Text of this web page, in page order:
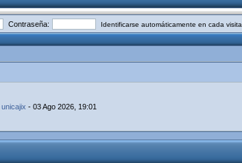
Contraseña: Identificarse automáticamente en cada visita
unicajix - 03 Ago 2026, 19:01